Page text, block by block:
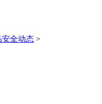
安全动态 >